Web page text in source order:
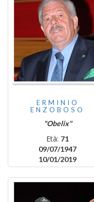
ERMINIO
ENZOBOSO
"Obelix"
Età: 71
09/07/1947
10/01/2019